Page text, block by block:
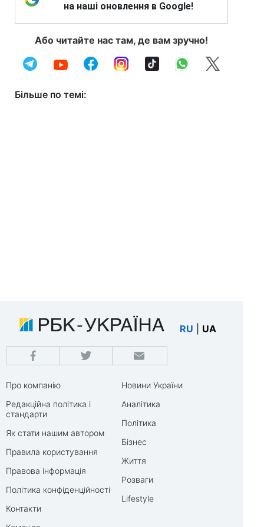
на наші оновлення в Google!
Або читайте нас там, де вам зручно!
Більше по темі:
RU UA
Про компанію
Редакційна політика і
стандарти
Як стати нашим автором
Правила користування
Правова інформація
Політика конфіденційності
Контакти
Новини України
Аналітика
Політика
Бізнес
Життя
Розваги
Lifestyle